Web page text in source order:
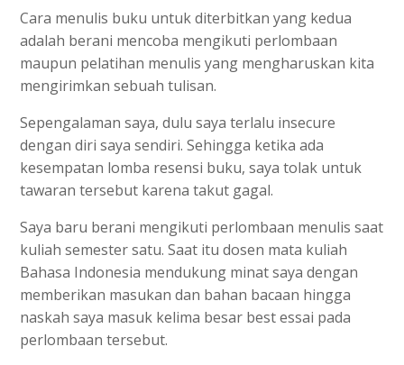
Cara menulis buku untuk diterbitkan yang kedua
adalah berani mencoba mengikuti perlombaan
maupun pelatihan menulis yang mengharuskan kita
mengirimkan sebuah tulisan.
Sepengalaman saya, dulu saya terlalu insecure
dengan diri saya sendiri. Sehingga ketika ada
kesempatan lomba resensi buku, saya tolak untuk
tawaran tersebut karena takut gagal.
Saya baru berani mengikuti perlombaan menulis saat
kuliah semester satu. Saat itu dosen mata kuliah
Bahasa Indonesia mendukung minat saya dengan
memberikan masukan dan bahan bacaan hingga
naskah saya masuk kelima besar best essai pada
perlombaan tersebut.